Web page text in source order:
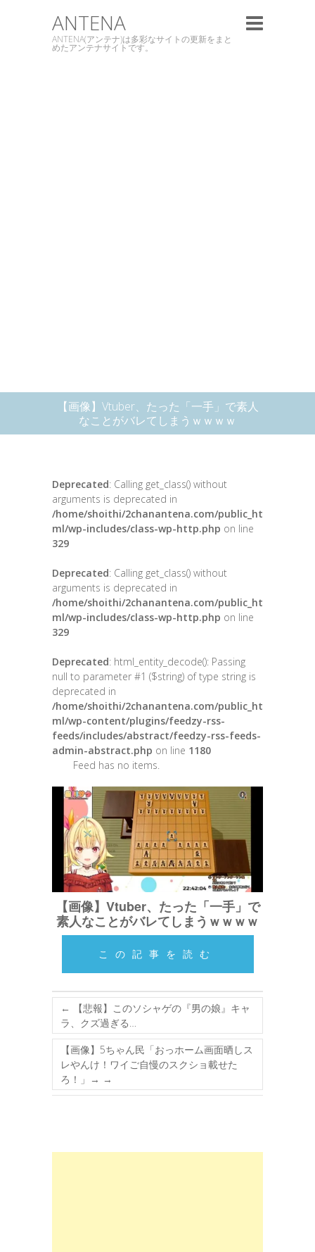
ANTENA
ANTENA(アンテナ)は多彩なサイトの更新をまと
めたアンテナサイトです。
【画像】Vtuber、たった「一手」で素人
なことがバレてしまうｗｗｗｗ
Deprecated: Calling get_class() without
arguments is deprecated in
/home/shoithi/2chanantena.com/public_ht
ml/wp-includes/class-wp-http.php on line
329
Deprecated: Calling get_class() without
arguments is deprecated in
/home/shoithi/2chanantena.com/public_ht
ml/wp-includes/class-wp-http.php on line
329
Deprecated: html_entity_decode(): Passing
null to parameter #1 ($string) of type string is
deprecated in
/home/shoithi/2chanantena.com/public_ht
ml/wp-content/plugins/feedzy-rss-
feeds/includes/abstract/feedzy-rss-feeds-
admin-abstract.php on line 1180
Feed has no items.
【画像】Vtuber、たった「一手」で
素人なことがバレてしまうｗｗｗｗ
この記事を読む
←
【悲報】このソシャゲの『男の娘』キャ
ラ、クズ過ぎる…
【画像】5ちゃん民「おっホーム画面晒しス
レやんけ！ワイご自慢のスクショ載せた
ろ！」→ →